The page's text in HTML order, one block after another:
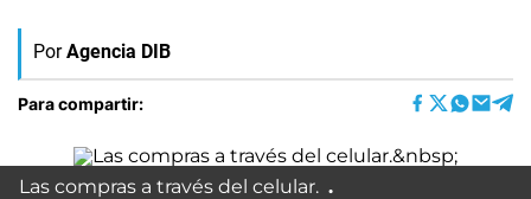
Por Agencia DIB
Para compartir:
Las compras a través del celular.